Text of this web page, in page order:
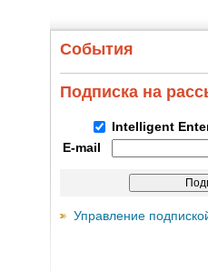
События
Подписка на
Intelligent
E-mail
Управление